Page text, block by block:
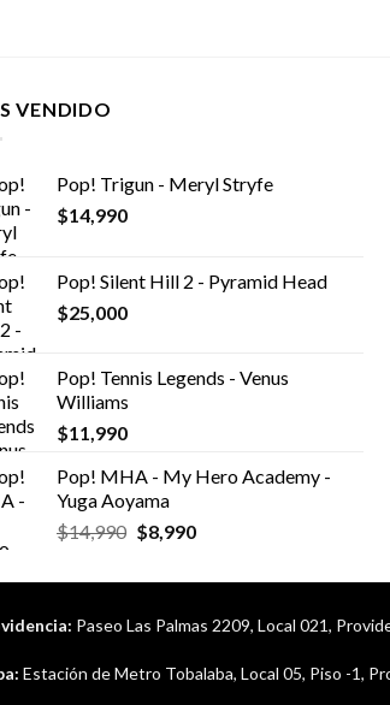
VENDIDO
Pop! Trigun - Meryl Stryfe
$14,990
Pop! Silent Hill 2 - Pyramid Head
$25,000
Pop! Tennis Legends - Venus
Williams
$11,990
Pop! MHA - My Hero Academy -
Yuga Aoyama
$14,990 El
original
$14,990.
$8,990El
actual
$8,990.
Paseo Las Palmas 2209, Local 021,
Estación de Metro Tobalaba, Local 05, Piso -1,